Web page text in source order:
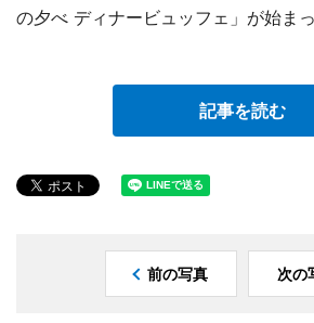
の夕べ ディナービュッフェ」が始まっ
記事を読む
前の写真 次の